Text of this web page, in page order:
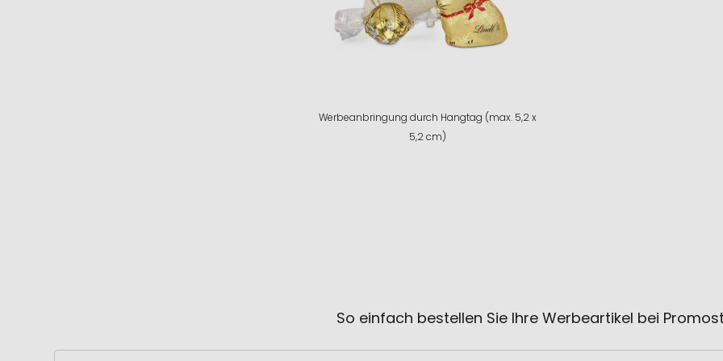
Werbeanbringung durch Hangtag (max. 5,2 x
5,2 cm)
So einfach bestellen Sie Ihre Werbeartikel bei